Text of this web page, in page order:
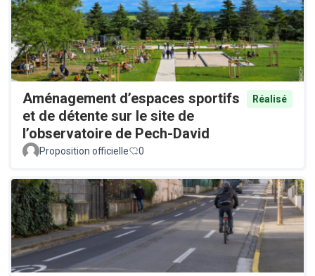
Aménagement d’espaces sportifs
et de détente sur le site de
l’observatoire de Pech-David
Réalisé
Proposition officielle 0